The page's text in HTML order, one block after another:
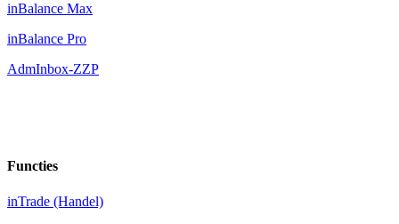
inBalance Max
inBalance Pro
AdmInbox-ZZP
Functies
inTrade (Handel)